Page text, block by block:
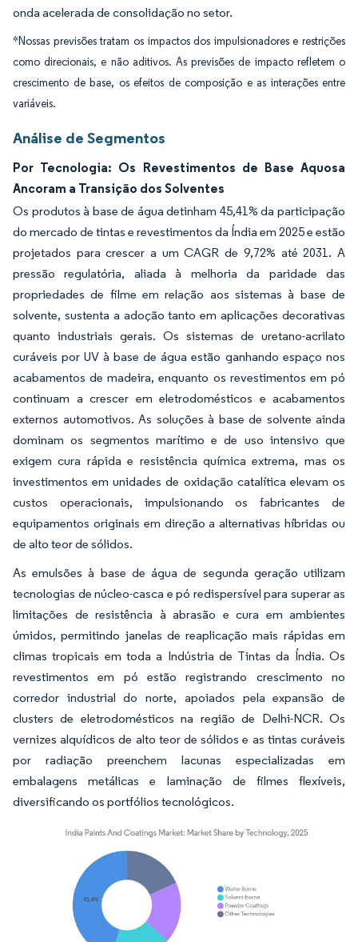
onda acelerada de consolidação no setor.
*Nossas previsões tratam os impactos dos impulsionadores e restrições
como direcionais, e não aditivos. As previsões de impacto refletem o
crescimento de base, os efeitos de composição e as interações entre
variáveis.
Análise de Segmentos
Por Tecnologia: Os Revestimentos de Base Aquosa
Ancoram a Transição dos Solventes
Os produtos à base de água detinham 45,41% da participação
do mercado de tintas e revestimentos da Índia em 2025 e estão
projetados para crescer a um CAGR de 9,72% até 2031. A
pressão regulatória, aliada à melhoria da paridade das
propriedades de filme em relação aos sistemas à base de
solvente, sustenta a adoção tanto em aplicações decorativas
quanto industriais gerais. Os sistemas de uretano-acrilato
curáveis por UV à base de água estão ganhando espaço nos
acabamentos de madeira, enquanto os revestimentos em pó
continuam a crescer em eletrodomésticos e acabamentos
externos automotivos. As soluções à base de solvente ainda
dominam os segmentos marítimo e de uso intensivo que
exigem cura rápida e resistência química extrema, mas os
investimentos em unidades de oxidação catalítica elevam os
custos operacionais, impulsionando os fabricantes de
equipamentos originais em direção a alternativas híbridas ou
de alto teor de sólidos.
As emulsões à base de água de segunda geração utilizam
tecnologias de núcleo-casca e pó redispersível para superar as
limitações de resistência à abrasão e cura em ambientes
úmidos, permitindo janelas de reaplicação mais rápidas em
climas tropicais em toda a Indústria de Tintas da Índia. Os
revestimentos em pó estão registrando crescimento no
corredor industrial do norte, apoiados pela expansão de
clusters de eletrodomésticos na região de Delhi-NCR. Os
vernizes alquídicos de alto teor de sólidos e as tintas curáveis
por radiação preenchem lacunas especializadas em
embalagens metálicas e laminação de filmes flexíveis,
diversificando os portfólios tecnológicos.